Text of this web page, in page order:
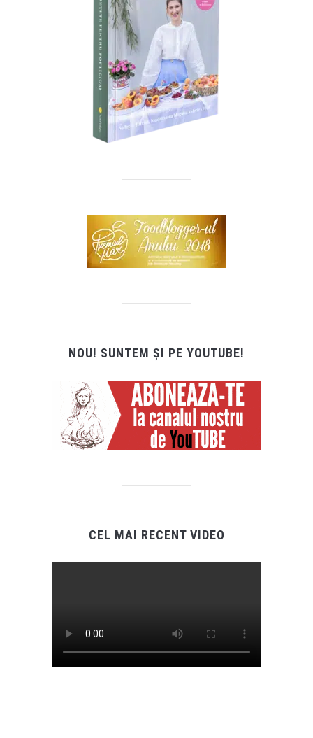
NOU! SUNTEM ȘI PE YOUTUBE!
CEL MAI RECENT VIDEO